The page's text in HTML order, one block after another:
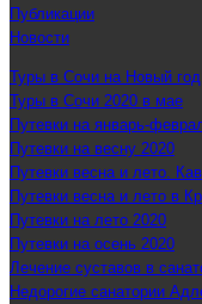
Публикации
Новости
Туры в Сочи на Новый
Туры в Сочи 2020 в мае
Путевки на январь-
Путевки на весну 2020
Путевки весна и лето.
Путевки весна и лето в
Путевки на лето 2020
Путевки на осень 2020
Лечение суставов в
Недорогие санатории